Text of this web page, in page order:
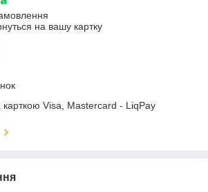
на вашу картку
Visa, Mastercard - LiqPay